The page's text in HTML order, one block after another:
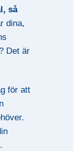
så
dina,
Det är
för att